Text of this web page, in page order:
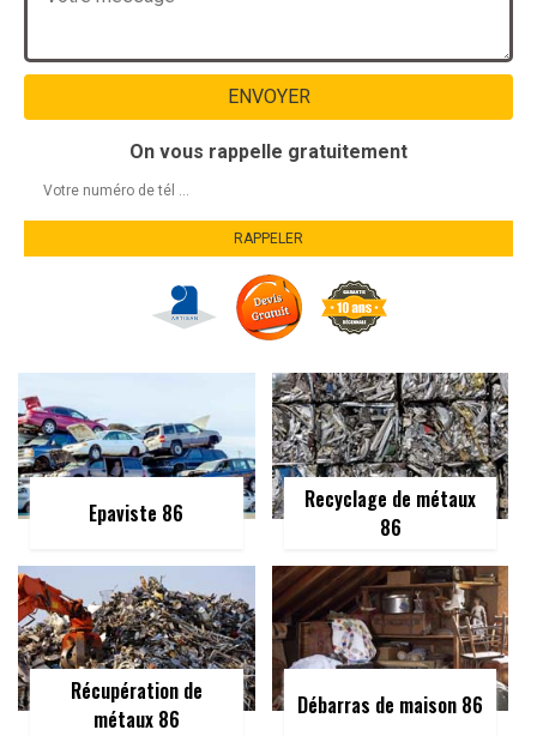
On vous rappelle gratuitement
Epaviste 86
Recyclage de métaux
86
Récupération de
métaux 86
Débarras de maison 86